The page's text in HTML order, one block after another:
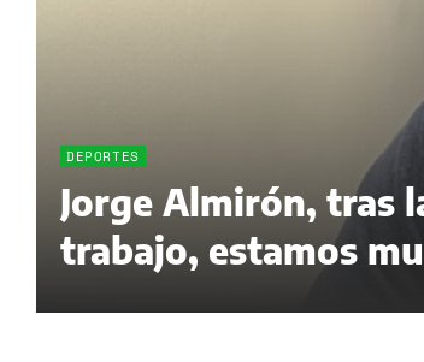
DEPORTES
Jorge Almirón, tras
trabajo, estamos